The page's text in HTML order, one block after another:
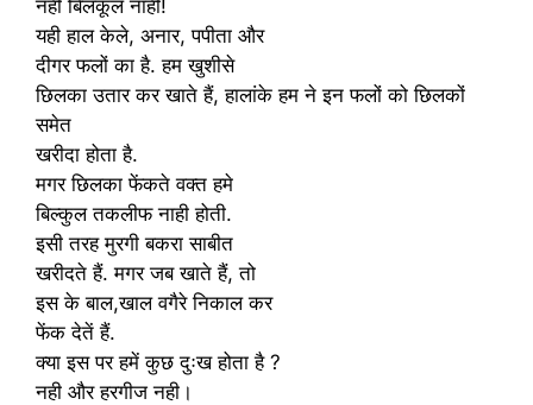
नही बिलकूल नाही!
यही हाल केले, अनार, पपीता और
दीगर फलों का है. हम खुशीसे
छिलका उतार कर खाते हैं, हालांके हम ने इन फलों को छिलकों
समेत
खरीदा होता है.
मगर छिलका फेंकते वक्त हमे
बिल्कुल तकलीफ नाही होती.
इसी तरह मुरगी बकरा साबीत
खरीदते हैं. मगर जब खाते हैं, तो
इस के बाल,खाल वगैरे निकाल कर
फेंक देतें हैं.
क्या इस पर हमें कुछ दुःख होता है ?
नही और हरगीज नही।